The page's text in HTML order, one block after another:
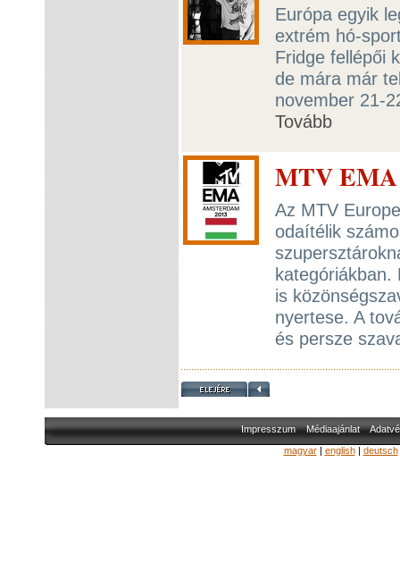
Európa egyik
extrém hó-
Fridge fellépői
de mára már
november 21-
Tovább
MTV EMA
Az MTV
odaítélik
kategóriákban.
is
nyertese. A
és persze
Impresszum Médiaajánlat
magyar| english| deutsch